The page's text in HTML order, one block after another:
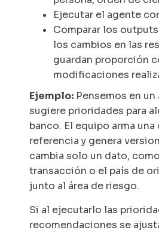
Ejecutar el agente
Comparar los outputs
los cambios en las
guardan proporción
modificaciones
Ejemplo: Pensemos en
sugiere prioridades para
banco. El equipo arma
referencia y genera
cambia solo un dato,
transacción o el país de
junto al área de riesgo.
Si al ejecutarlo las
recomendaciones se